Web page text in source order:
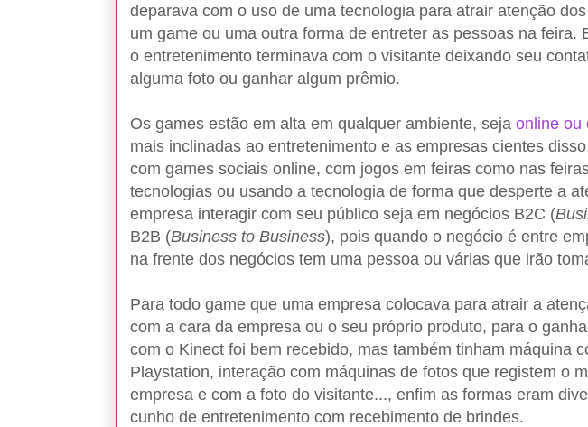
deparava com o uso de uma tecnologia para atrair atenção
um game ou uma outra forma de entreter as pessoas na feira.
o entretenimento terminava com o visitante deixando seu
alguma foto ou ganhar algum prêmio.
Os games estão em alta em qualquer ambiente, seja online ou
mais inclinadas ao entretenimento e as empresas cientes
com games sociais online, com jogos em feiras como nas
tecnologias ou usando a tecnologia de forma que desperte a
empresa interagir com seu público seja em negócios B2C (
B2B (Business to Business), pois quando o negócio é entre
na frente dos negócios tem uma pessoa ou várias que irão
Para todo game que uma empresa colocava para atrair a
com a cara da empresa ou o seu próprio produto, para o
com o Kinect foi bem recebido, mas também tinham máquina
Playstation, interação com máquinas de fotos que registem o
empresa e com a foto do visitante..., enfim as formas eram
cunho de entretenimento com recebimento de brindes.